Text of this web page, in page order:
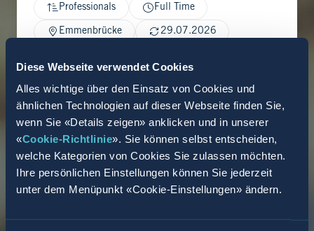
Diese Webseite verwendet Cookies
Alles wichtige über den Einsatz von Cookies und
ähnlichen Technologien auf dieser Webseite finden Sie,
wenn Sie «Details zeigen» anklicken und in unserer
«Cookie-Richtlinie». Sie können selbst entscheiden,
welche Kategorien von Cookies Sie zulassen möchten.
Ihre persönlichen Einstellungen können Sie jederzeit
unter dem Menüpunkt «Cookie-Einstellungen» ändern.
Professionals Full Time
Emmenbrücke 29.07.2026